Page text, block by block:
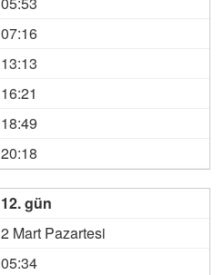
07:16
13:13
16:21
18:49
20:18
12. gün
2 Mart Pazartesi
05:34